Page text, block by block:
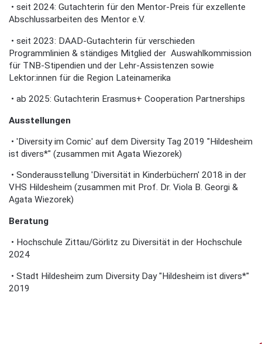
• seit 2024: Gutachterin für den Mentor-Preis für exzellente
Abschlussarbeiten des Mentor e.V.
• seit 2023: DAAD-Gutachterin für verschieden
Programmlinien & ständiges Mitglied der Auswahlkommission
für TNB-Stipendien und der Lehr-Assistenzen sowie
Lektor:innen für die Region Lateinamerika
• ab 2025: Gutachterin Erasmus+ Cooperation Partnerships
Ausstellungen
• 'Diversity im Comic' auf dem Diversity Tag 2019 "Hildesheim
ist divers*" (zusammen mit Agata Wiezorek)
• Sonderausstellung 'Diversität in Kinderbüchern' 2018 in der
VHS Hildesheim (zusammen mit Prof. Dr. Viola B. Georgi &
Agata Wiezorek)
Beratung
• Hochschule Zittau/Görlitz zu Diversität in der Hochschule
2024
• Stadt Hildesheim zum Diversity Day "Hildesheim ist divers*"
2019